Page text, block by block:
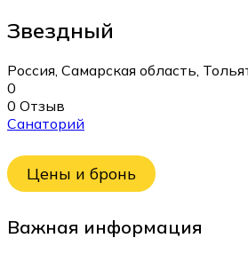
Звездный
Россия, Самарская область,
0
0 Отзыв
Санаторий
Цены и бронь
Важная информация